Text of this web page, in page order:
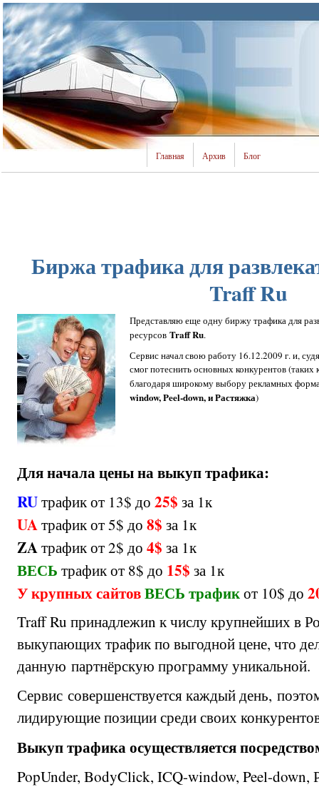
Главная Архив Блог
Биржа трафика для
Traff Ru
Представляю еще одну биржу трафика для
ресурсов Traff Ru.
Сервис начал свою работу 16.12.2009 г. и,
смог потеснить основных конкурентов (таких
благодаря широкому выбору рекламных
window, Peel-down, и Растяжка)
Для начала цены на выкуп трафика:
RUтрафик от 13$ до 25$ за 1к
UAтрафик от 5$ до 8$ за 1к
ZAтрафик от 2$ до 4$ за 1к
ВЕСЬ трафик от 8$ до 15$ за 1к
У крупных сайтовВЕСЬ трафикот 10$ до
Traff Ru принадлежиn к числу крупнейших в
выкупающих трафик по выгодной цене, что
данную партнёрскую программу уникальной.
Сервис совершенствуется каждый день,
лидирующие позиции среди своих
Выкуп трафика осуществляется
PopUnder, BodyClick, ICQ-window, Peel-down,